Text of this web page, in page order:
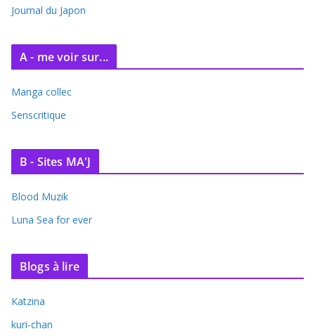
Journal du Japon
A - me voir sur...
Manga collec
Senscritique
B - Sites MA'J
Blood Muzik
Luna Sea for ever
Blogs à lire
Katzina
kuri-chan